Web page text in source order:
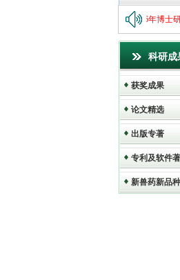
业科学院兰州畜牧与兽药研究所2026年博士研
科研成
获奖成果
论文精选
出版专著
专利及软件
新兽药新品种